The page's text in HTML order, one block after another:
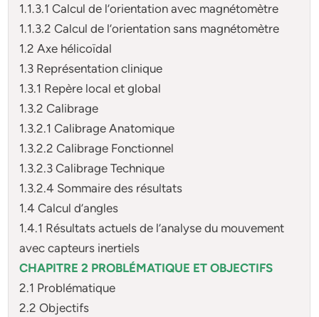
1.1.3.1 Calcul de l’orientation avec magnétomètre
1.1.3.2 Calcul de l’orientation sans magnétomètre
1.2 Axe hélicoïdal
1.3 Représentation clinique
1.3.1 Repère local et global
1.3.2 Calibrage
1.3.2.1 Calibrage Anatomique
1.3.2.2 Calibrage Fonctionnel
1.3.2.3 Calibrage Technique
1.3.2.4 Sommaire des résultats
1.4 Calcul d’angles
1.4.1 Résultats actuels de l’analyse du mouvement
avec capteurs inertiels
CHAPITRE 2 PROBLÉMATIQUE ET OBJECTIFS
2.1 Problématique
2.2 Objectifs